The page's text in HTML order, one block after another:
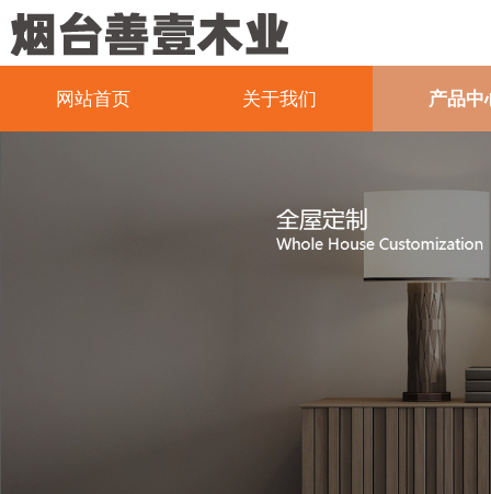
网站首页 关于我们 产品中